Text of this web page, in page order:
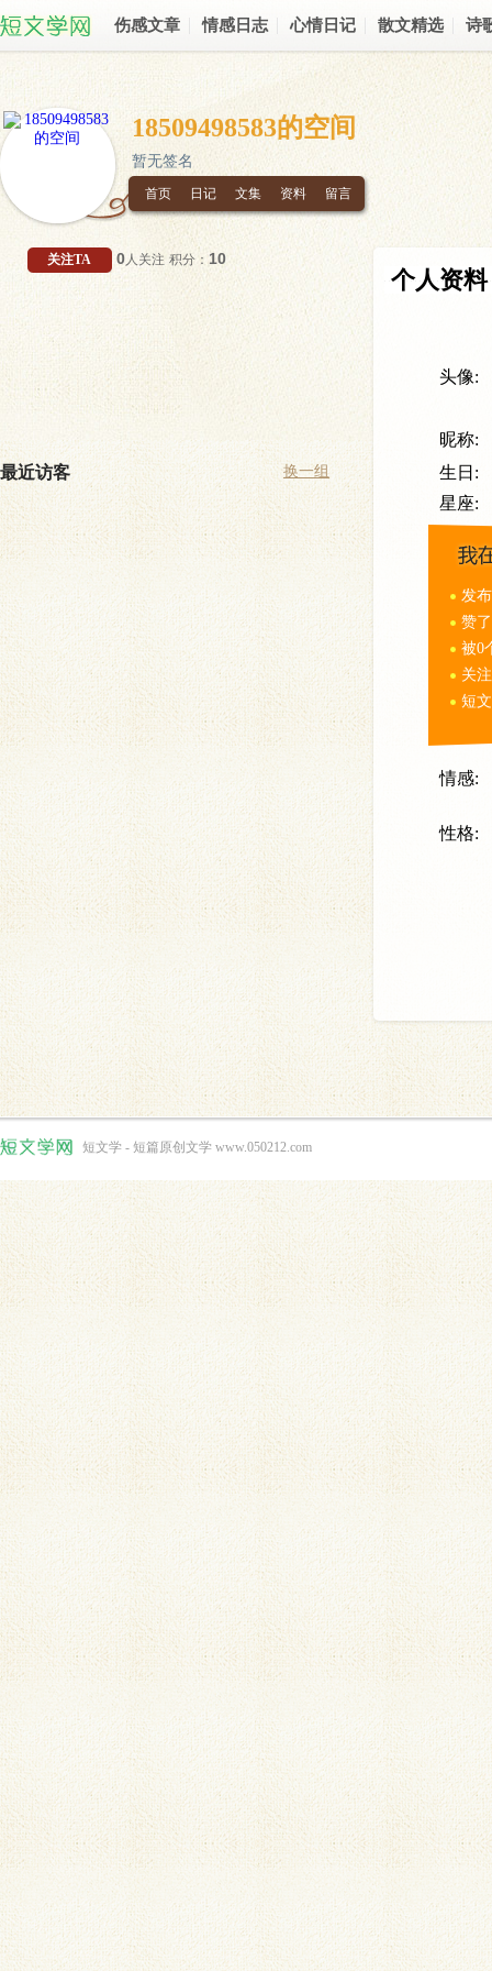
伤感文章 情感日志 心情日记 散文精选 诗
18509498583的空间
暂无签名
首页 日记 文集 资料 留言
关注TA 0人关注 积分： 10
最近访客 换一组
个人资料
头像:
昵称:
生日:
星座:
发
赞
被0
关
短
情感:
性格:
短文学 - 短篇原创文学 www.050212.com